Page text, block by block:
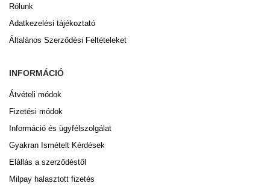
Rólunk
Adatkezelési tájékoztató
Általános Szerződési Feltételeket
INFORMÁCIÓ
Átvételi módok
Fizetési módok
Információ és ügyfélszolgálat
Gyakran Ismételt Kérdések
Elállás a szerződéstől
Milpay halasztott fizetés